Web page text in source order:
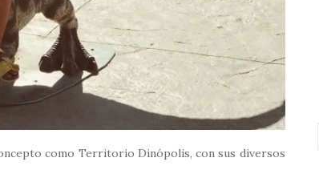
como Territorio Dinópolis, con sus diversos